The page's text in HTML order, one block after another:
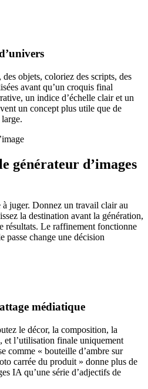
objets, coloriez des scripts, des
avant qu’un croquis final
un indice d’échelle clair et un
un concept plus utile que de
générateur d’images
juger. Donnez un travail clair au
la destination avant la génération,
résultats. Le raffinement fonctionne
passe change une décision
médiatique
le décor, la composition, la
et l’utilisation finale uniquement
comme « bouteille d’ambre sur
carrée du produit » donne plus de
IA qu’une série d’adjectifs de